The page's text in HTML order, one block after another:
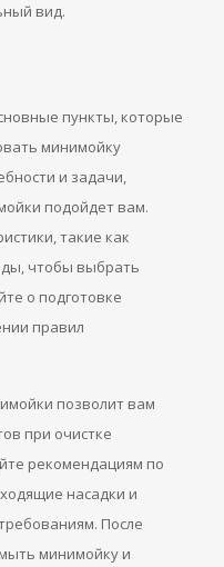
вид.
пункты, которые
минимойку
и задачи,
подойдет вам.
такие как
чтобы выбрать
о подготовке
правил
позволит вам
при очистке
рекомендациям по
насадки и
После
минимойку и